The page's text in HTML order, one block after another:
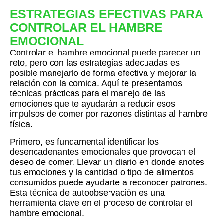
ESTRATEGIAS EFECTIVAS PARA
CONTROLAR EL HAMBRE
EMOCIONAL
Controlar el hambre emocional puede parecer un
reto, pero con las estrategias adecuadas es
posible manejarlo de forma efectiva y mejorar la
relación con la comida. Aquí te presentamos
técnicas prácticas para el manejo de las
emociones que te ayudarán a reducir esos
impulsos de comer por razones distintas al hambre
física.
Primero, es fundamental identificar los
desencadenantes emocionales que provocan el
deseo de comer. Llevar un diario en donde anotes
tus emociones y la cantidad o tipo de alimentos
consumidos puede ayudarte a reconocer patrones.
Esta técnica de autoobservación es una
herramienta clave en el proceso de controlar el
hambre emocional.